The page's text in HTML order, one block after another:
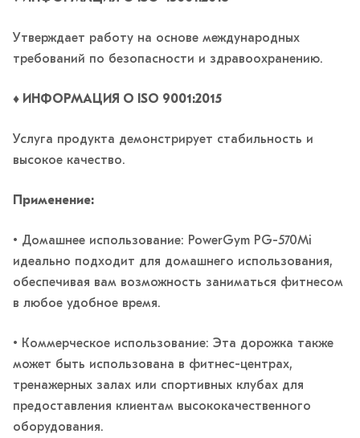
Утверждает работу на основе международных
требований по безопасности и здравоохранению.
♦️ ИНФОРМАЦИЯ О ISO 9001:2015
Услуга продукта демонстрирует стабильность и
высокое качество.
Применение:
• Домашнее использование: PowerGym PG-570Mi
идеально подходит для домашнего использования,
обеспечивая вам возможность заниматься фитнесом
в любое удобное время.
• Коммерческое использование: Эта дорожка также
может быть использована в фитнес-центрах,
тренажерных залах или спортивных клубах для
предоставления клиентам высококачественного
оборудования.